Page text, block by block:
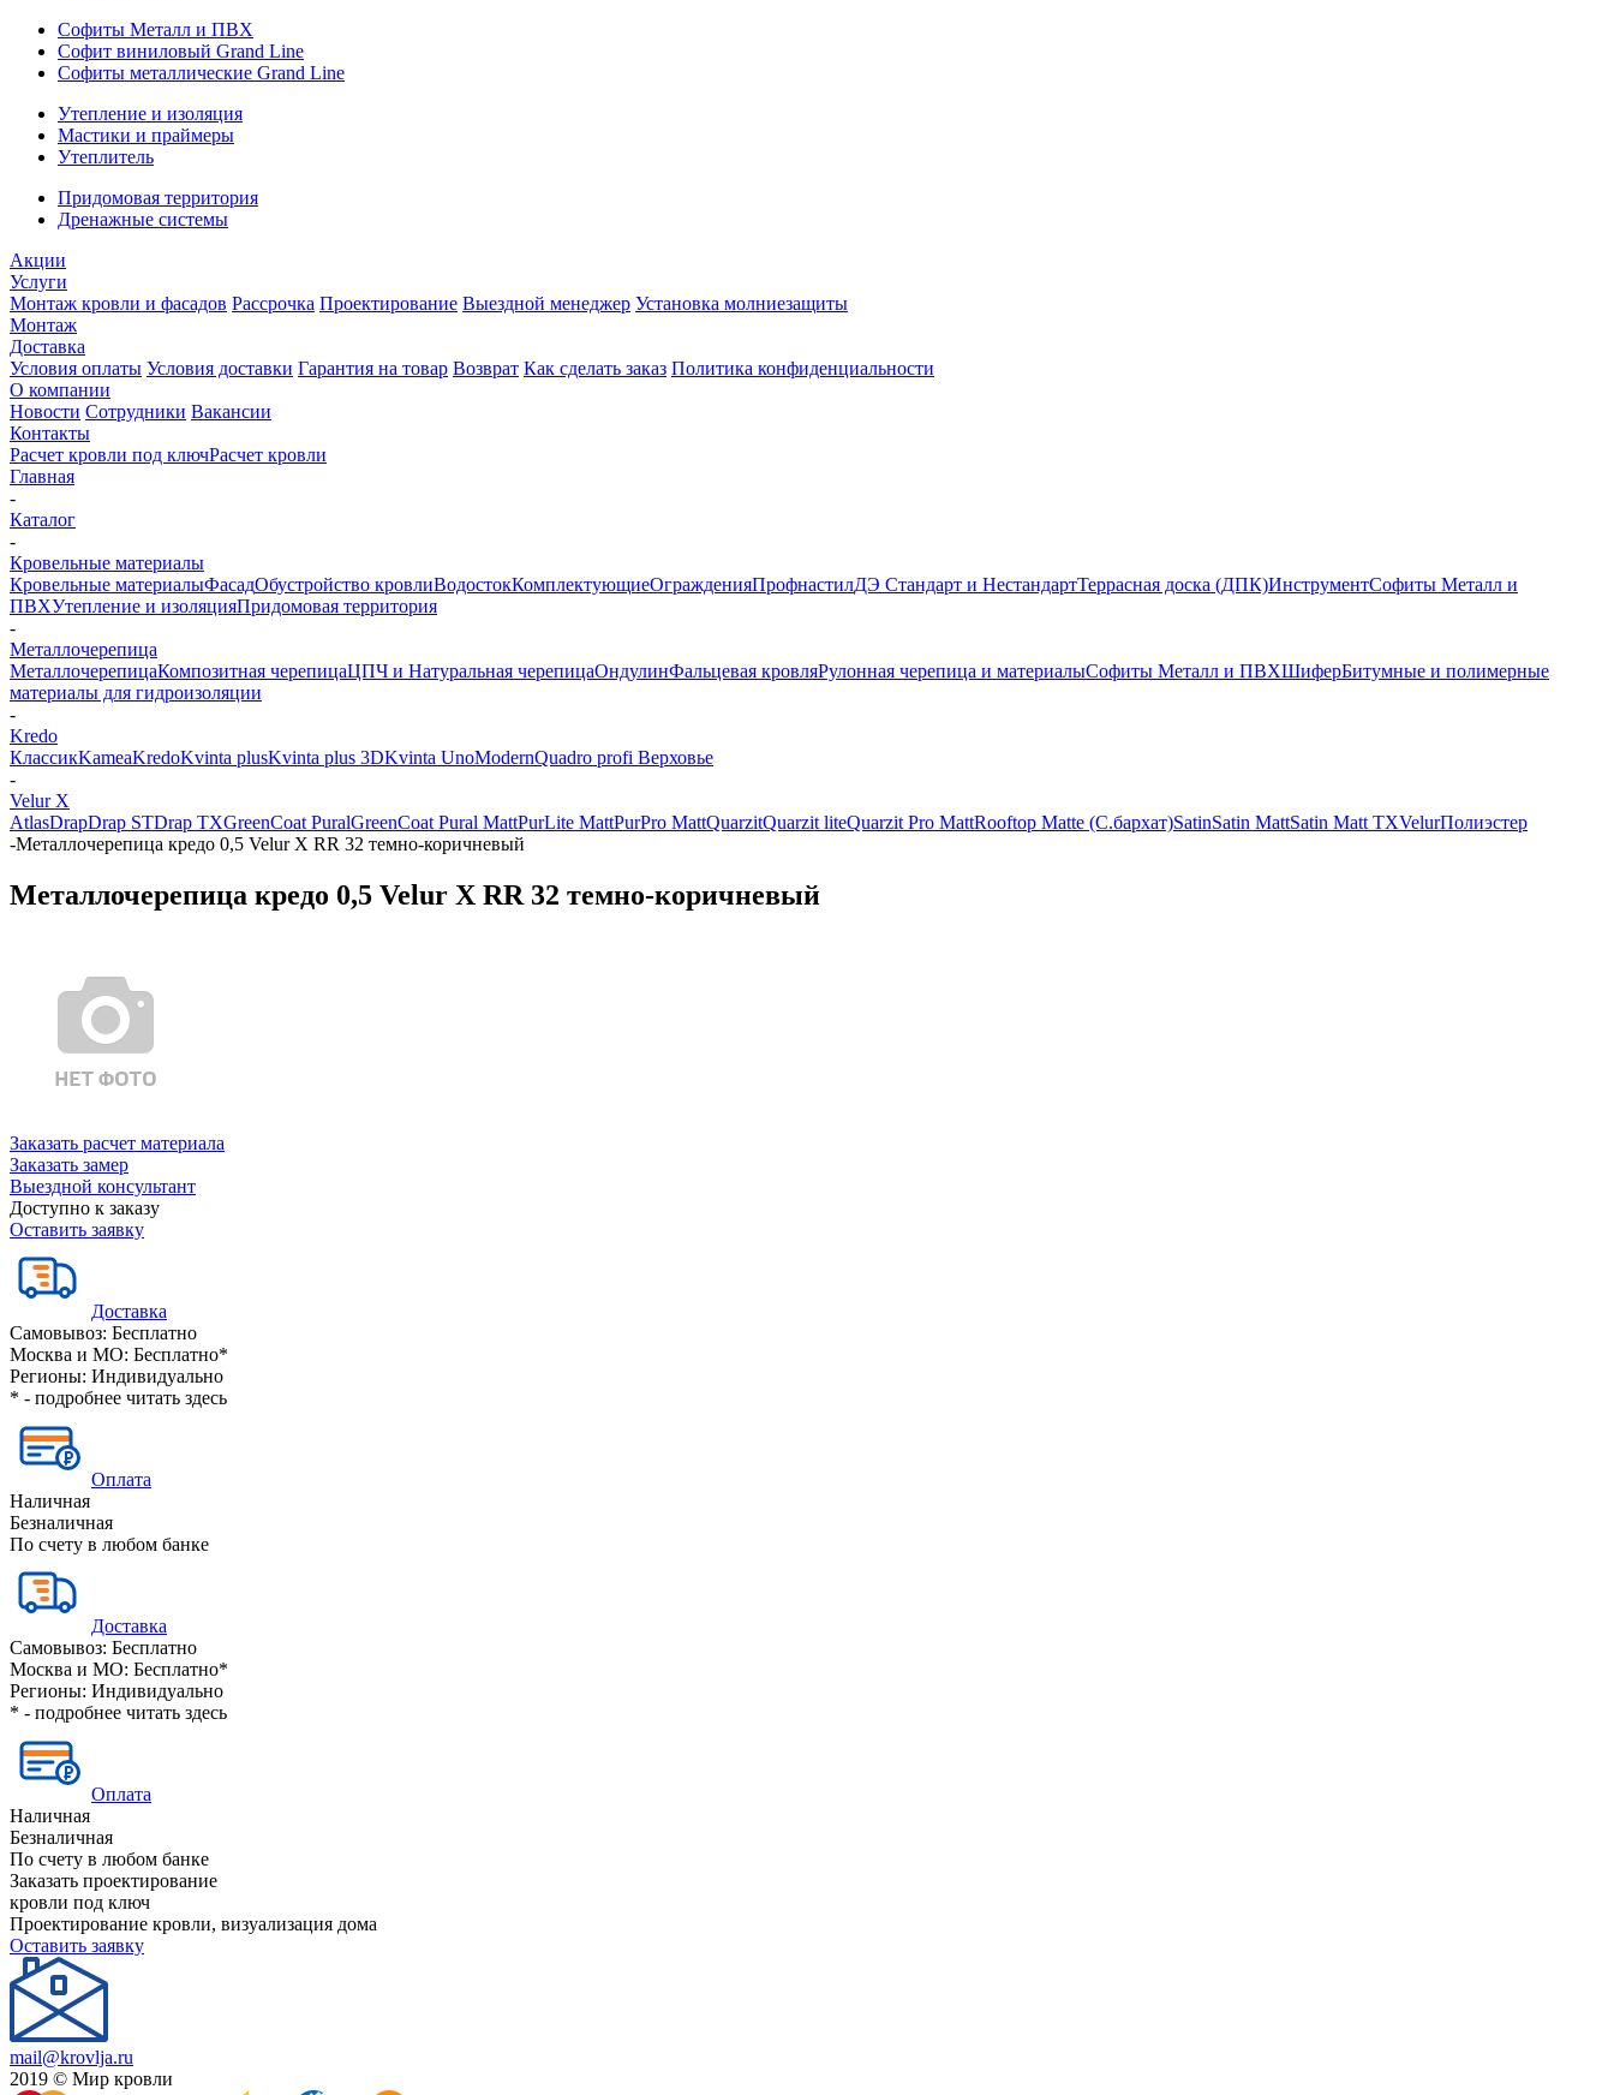
Софиты Металл и ПВХ
Софит виниловый Grand Line
Софиты металлические Grand Line
Утепление и изоляция
Мастики и праймеры
Утеплитель
Придомовая территория
Дренажные системы
Акции
Услуги
Монтаж кровли и фасадов Рассрочка Проектирование Выездной менеджер Установка молниезащиты
Монтаж
Доставка
Условия оплаты Условия доставки Гарантия на товар Возврат Как сделать заказ Политика конфиденциальности
О компании
Новости Сотрудники Вакансии
Контакты
Расчет кровли под ключРасчет кровли
Главная
-
Каталог
-
Кровельные материалы
Кровельные материалыФасадОбустройство кровлиВодостокКомплектующиеОгражденияПрофнастилДЭ Стандарт и НестандартТеррасная доска (ДПК)ИнструментСофиты Металл и
ПВХУтепление и изоляцияПридомовая территория
-
Металлочерепица
МеталлочерепицаКомпозитная черепицаЦПЧ и Натуральная черепицаОндулинФальцевая кровляРулонная черепица и материалыСофиты Металл и ПВХШиферБитумные и полимерные
материалы для гидроизоляции
-
Kredo
КлассикKameaKredoKvinta plusKvinta plus 3DKvinta UnoModernQuadro profi Верховье
-
Velur X
AtlasDrapDrap STDrap TХGreenСoat PuralGreenСoat Pural MattPurLite МattPurPro MattQuarzitQuarzit liteQuarzit Pro MattRooftop Matte (С.бархат)SatinSatin MattSatin Matt TXVelurПолиэстер
-Металлочерепица кредо 0,5 Velur X RR 32 темно-коричневый
Металлочерепица кредо 0,5 Velur X RR 32 темно-коричневый
Заказать расчет материала
Заказать замер
Выездной консультант
Доступно к заказу
Оставить заявку
Доставка
Самовывоз: Бесплатно
Москва и МО: Бесплатно*
Регионы: Индивидуально
* - подробнее читать здесь
Оплата
Наличная
Безналичная
По счету в любом банке
Доставка
Самовывоз: Бесплатно
Москва и МО: Бесплатно*
Регионы: Индивидуально
* - подробнее читать здесь
Оплата
Наличная
Безналичная
По счету в любом банке
Заказать проектирование
кровли под ключ
Проектирование кровли, визуализация дома
Оставить заявку
mail@krovlja.ru
2019 © Мир кровли